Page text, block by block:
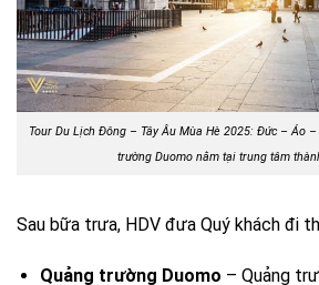
Tour Du Lịch Đông – Tây Âu Mùa Hè 2025: Đức – Áo
trường Duomo nằm tại trung tâm
Sau bữa trưa, HDV đưa Quý khách đi
Quảng trường Duomo – Quảng